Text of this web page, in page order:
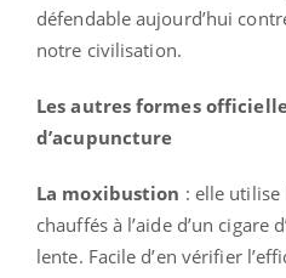
défendable aujourd’hui
notre civilisation.
Les autres formes
d’acupuncture
La moxibustion : elle
chauffés à l’aide d’un cigare
lente. Facile d’en vérifier